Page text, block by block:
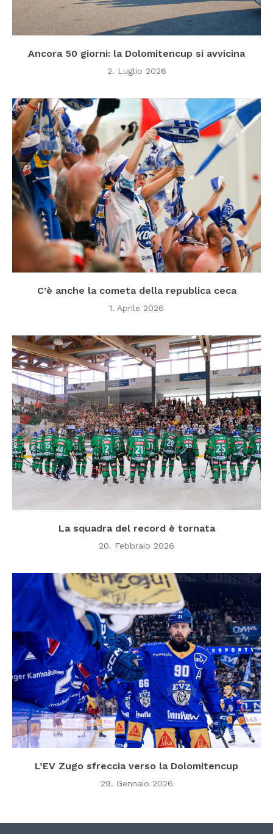
Ancora 50 giorni: la Dolomitencup si avvicina
2. Luglio 2026
C’è anche la cometa della republica ceca
1. Aprile 2026
La squadra del record è tornata
20. Febbraio 2026
L’EV Zugo sfreccia verso la Dolomitencup
29. Gennaio 2026